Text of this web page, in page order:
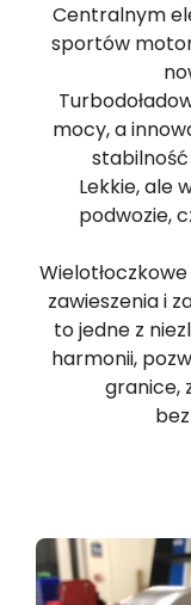
Centralnym
sportów
mocy, a
Lekkie, ale
podwozie,
zawieszenia i
to jedne z
harmonii,
granice,